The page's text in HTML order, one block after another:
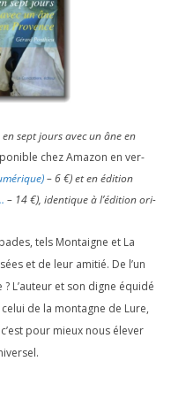
sept jours avec un âne en
chez Amazon en ver­
–6€) et en édi­tion
– 14€), iden­tique à l’é­di­tion ori­
tels Montaigne et La
et de leur ami­tié. De l’un
L’auteur et son digne équi­dé
de la mon­tagne de Lure,
pour mieux nous éle­ver